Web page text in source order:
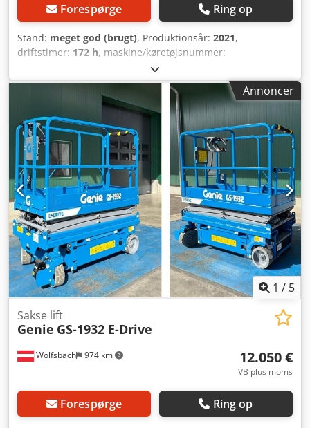
Forespørge Ring op
Stand: meget god (brugt), Produktionsår: 2021,
driftstimer: 172 h, maskine/køretøjsnummer:
, løftekapacitet:
kg, brændstoftype:elektrisk, produktbredde (maks.):820
, arbejdshøjde:7.850 mm
, motortype: Elektrisk,
producent: Genie Cedezmca Rjpfx Ab Rerf
Annoncer
1 / 5
Wolfsbach 974 km
Sakse lift
Genie GS-1932 E-Drive
12.050 €
VB plus moms
Forespørge Ring op